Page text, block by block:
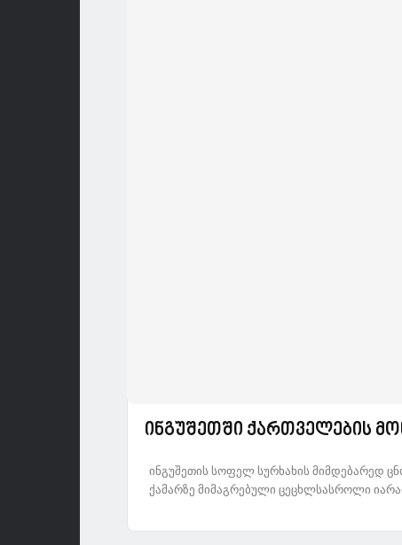
ინგუშეთში ქართველების
ინგუშეთის სოფელ სურხახის მიმდებარედ
ქამარზე მიმაგრებული ცეცხლსასროლი